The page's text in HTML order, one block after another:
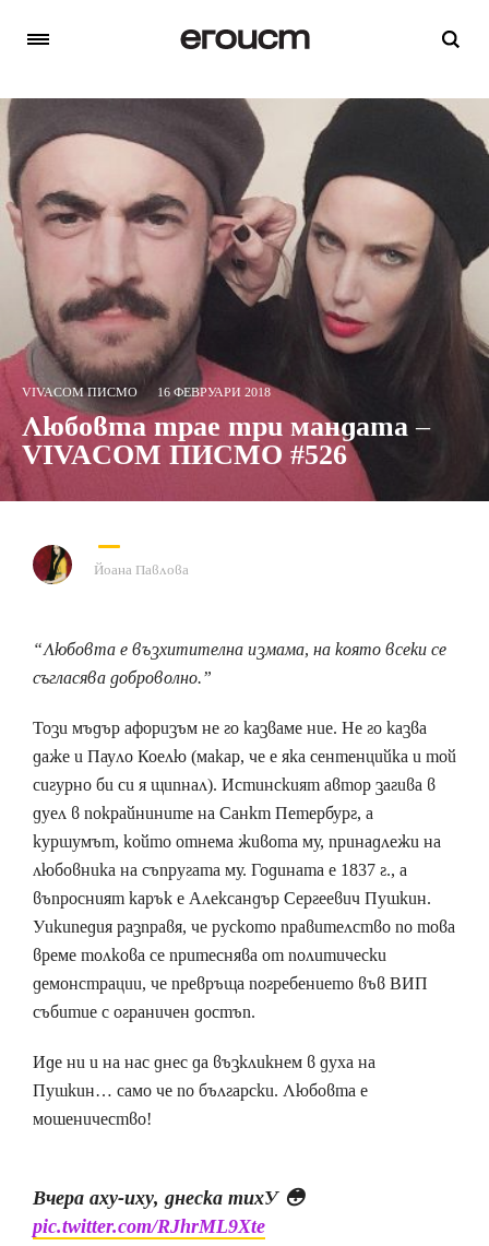
VIVACOM ПИСМО 16 ФЕВРУАРИ 2018
Любовта трае три мандата –
VIVACOM ПИСМО #526
Йоана Павлова
“Любовта е възхитителна измама, на която всеки се
съгласява доброволно.”
Този мъдър афоризъм не го казваме ние. Не го казва
даже и Пауло Коелю (макар, че е яка сентенцийка и той
сигурно би си я щипнал). Истинският автор загива в
дуел в покрайнините на Санкт Петербург, а
куршумът, който отнема живота му, принадлежи на
любовника на съпругата му. Годината е 1837 г., а
въпросният карък е Александър Сергеевич Пушкин.
Уикипедия разправя, че руското правителство по това
време толкова се притеснява от политически
демонстрации, че превръща погребението във ВИП
събитие с ограничен достъп.
Иде ни и на нас днес да възкликнем в духа на
Пушкин… само че по български. Любовта е
мошеничество!
Вчера аху-иху, днеска тихУ 😳
pic.twitter.com/RJhrML9Xte